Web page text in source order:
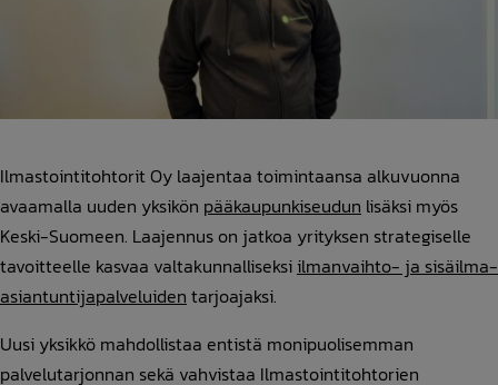
Ilmastointitohtorit Oy laajentaa toimintaansa alkuvuonna
avaamalla uuden yksikön pääkaupunkiseudun lisäksi myös
Keski-Suomeen. Laajennus on jatkoa yrityksen strategiselle
tavoitteelle kasvaa valtakunnalliseksi ilmanvaihto- ja sisäilma-
asiantuntijapalveluiden tarjoajaksi.
Uusi yksikkö mahdollistaa entistä monipuolisemman
palvelutarjonnan sekä vahvistaa Ilmastointitohtorien